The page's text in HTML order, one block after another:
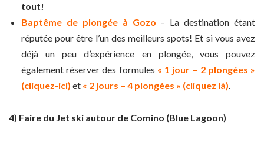
tout!
Baptême de plongée à Gozo – La destination étant
réputée pour être l’un des meilleurs spots! Et si vous avez
déjà un peu d’expérience en plongée, vous pouvez
également réserver des formules « 1 jour – 2 plongées »
(cliquez-ici) et « 2 jours – 4 plongées » (cliquez là).
4) Faire du Jet ski autour de Comino (Blue Lagoon)